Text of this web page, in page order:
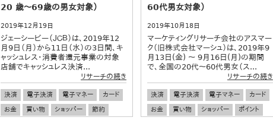
20 歳～69歳の男女対象）
2019年12月19日
ジェーシービー（ＪＣＢ）は、2019年12
月9日（月）から11日（水）の3日間、キ
ャッシュレス・消費者還元事業の対象
店舗でキャッシュレス決済...
リサーチの続き
決済 電子決済 電子マネー
カード
お金
買い物 ショッパー
節約
60代男女対象）
2019年10月18日
マーケティングリサーチ会社のアスマー
ク（旧株式会社マーシュ）は、2019年9
月13日(金) ～ 9月16日(月)の期間
で、全国の20代～60代男女（ス...
リサーチの続き
決済 電子決済 電子マネー
カード
お金
買い物 ショッパー
ポイント